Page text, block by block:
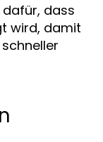
dass
wird, damit